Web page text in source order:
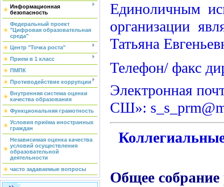
Информационная
безопасность
Федеральный проект
"Цифровая образовательная
среда"
Центр "Точка роста"
Прием в 1 класс
ПМПК
Противодействие коррупции
Внутренняя система оценки
качества образования
Функциональняя грамотность
Условия приёма иностранных
граждан
Независимая оценка качества
условий осуществления
образовательной
деятельности
часто задаваемые вопросы
Единоличным
организации
Татьяна
Телефон/ факс
Электронная
СШ»:
Общее собрание